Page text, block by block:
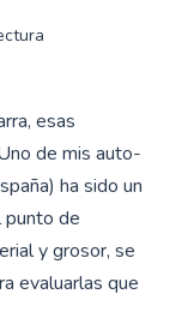
esas
de mis auto-
ha sido un
punto de
y grosor, se
evaluarlas que